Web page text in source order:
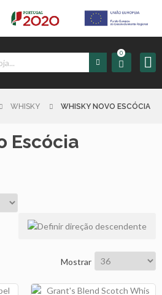
0
WHISKY WHISKY NOVO ESCÓCIA
Escócia
Mostrar